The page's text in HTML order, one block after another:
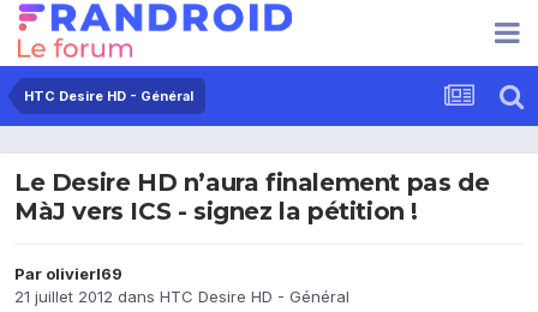
HTC Desire HD - Général
Le Desire HD n’aura finalement pas de
MàJ vers ICS - signez la pétition !
Par olivierl69
21 juillet 2012 dans HTC Desire HD - Général